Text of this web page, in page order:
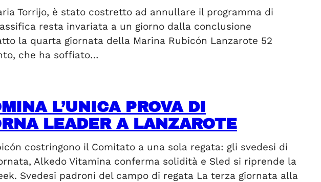
Torrijo, è stato costretto ad annullare il programma di
resta invariata a un giorno dalla conclusione
la quarta giornata della Marina Rubicón Lanzarote 52
che ha soffiato…
L’UNICA PROVA DI
LEADER A LANZAROTE
costringono il Comitato a una sola regata: gli svedesi di
Alkedo Vitamina conferma solidità e Sled si riprende la
Svedesi padroni del campo di regata La terza giornata alla